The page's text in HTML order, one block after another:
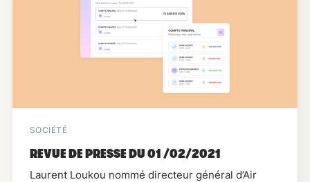
SOCIÉTÉ
REVUE DE PRESSE DU 01 /02/2021
Laurent Loukou nommé directeur général d’Air